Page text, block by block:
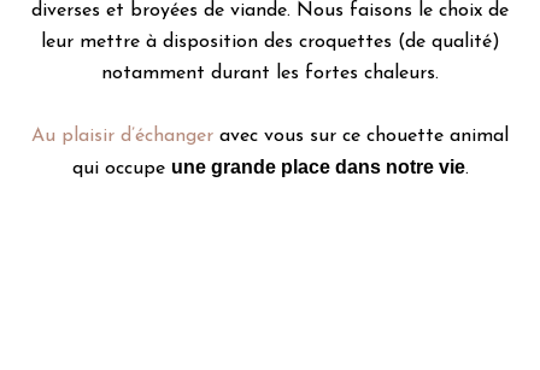
diverses et broyées de viande. Nous faisons le choix de
leur mettre à disposition des croquettes (de qualité)
notamment durant les fortes chaleurs.
Au plaisir d’échanger avec vous sur ce chouette animal
qui occupe une grande place dans notre vie.